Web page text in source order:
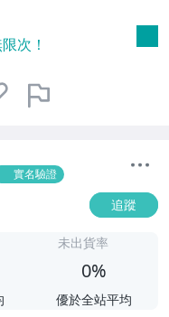
次！
實名驗證
追蹤
未出貨率
0%
優於全站平均